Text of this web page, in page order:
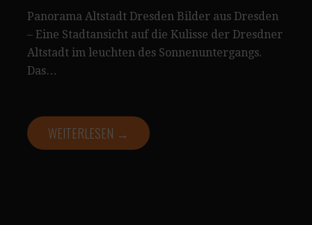
Panorama Altstadt Dresden Bilder aus Dresden
– Eine Stadtansicht auf die Kulisse der Dresdner
Altstadt im leuchten des Sonnenuntergangs.
Das…
WEITERLESEN →